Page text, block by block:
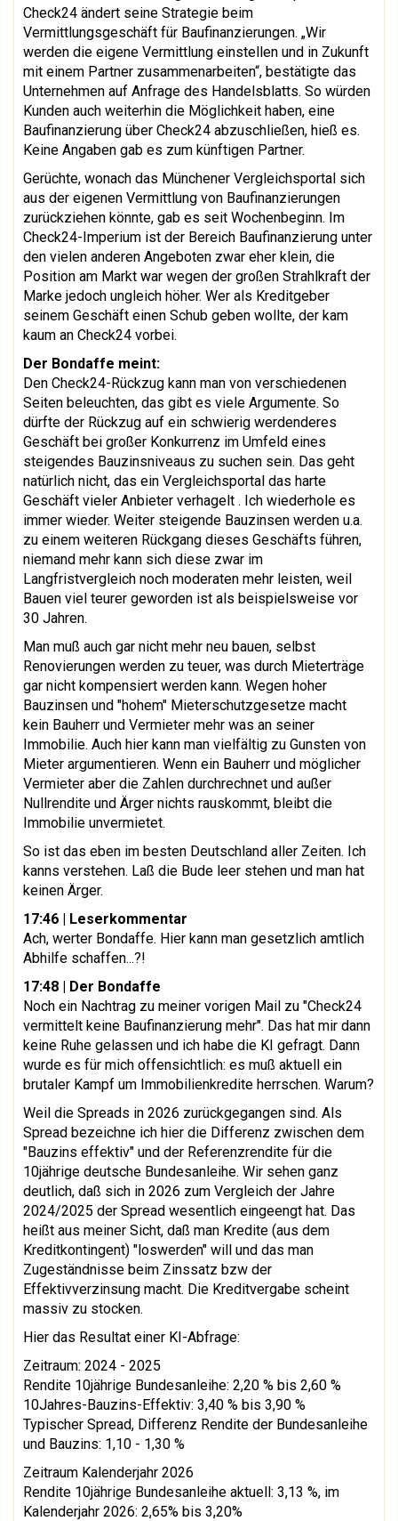
Check24 ändert seine Strategie beim
Vermittlungsgeschäft für Baufinanzierungen. „Wir
werden die eigene Vermittlung einstellen und in Zukunft
mit einem Partner zusammenarbeiten“, bestätigte das
Unternehmen auf Anfrage des Handelsblatts. So würden
Kunden auch weiterhin die Möglichkeit haben, eine
Baufinanzierung über Check24 abzuschließen, hieß es.
Keine Angaben gab es zum künftigen Partner.
Gerüchte, wonach das Münchener Vergleichsportal sich
aus der eigenen Vermittlung von Baufinanzierungen
zurückziehen könnte, gab es seit Wochenbeginn. Im
Check24-Imperium ist der Bereich Baufinanzierung unter
den vielen anderen Angeboten zwar eher klein, die
Position am Markt war wegen der großen Strahlkraft der
Marke jedoch ungleich höher. Wer als Kreditgeber
seinem Geschäft einen Schub geben wollte, der kam
kaum an Check24 vorbei.
Der Bondaffe meint:
Den Check24-Rückzug kann man von verschiedenen
Seiten beleuchten, das gibt es viele Argumente. So
dürfte der Rückzug auf ein schwierig werdenderes
Geschäft bei großer Konkurrenz im Umfeld eines
steigendes Bauzinsniveaus zu suchen sein. Das geht
natürlich nicht, das ein Vergleichsportal das harte
Geschäft vieler Anbieter verhagelt . Ich wiederhole es
immer wieder. Weiter steigende Bauzinsen werden u.a.
zu einem weiteren Rückgang dieses Geschäfts führen,
niemand mehr kann sich diese zwar im
Langfristvergleich noch moderaten mehr leisten, weil
Bauen viel teurer geworden ist als beispielsweise vor
30 Jahren.
Man muß auch gar nicht mehr neu bauen, selbst
Renovierungen werden zu teuer, was durch Mieterträge
gar nicht kompensiert werden kann. Wegen hoher
Bauzinsen und "hohem" Mieterschutzgesetze macht
kein Bauherr und Vermieter mehr was an seiner
Immobilie. Auch hier kann man vielfältig zu Gunsten von
Mieter argumentieren. Wenn ein Bauherr und möglicher
Vermieter aber die Zahlen durchrechnet und außer
Nullrendite und Ärger nichts rauskommt, bleibt die
Immobilie unvermietet.
So ist das eben im besten Deutschland aller Zeiten. Ich
kanns verstehen. Laß die Bude leer stehen und man hat
keinen Ärger.
17:46 | Leserkommentar
Ach, werter Bondaffe. Hier kann man gesetzlich amtlich
Abhilfe schaffen...?!
17:48 | Der Bondaffe
Noch ein Nachtrag zu meiner vorigen Mail zu "Check24
vermittelt keine Baufinanzierung mehr". Das hat mir dann
keine Ruhe gelassen und ich habe die KI gefragt. Dann
wurde es für mich offensichtlich: es muß aktuell ein
brutaler Kampf um Immobilienkredite herrschen. Warum?
Weil die Spreads in 2026 zurückgegangen sind. Als
Spread bezeichne ich hier die Differenz zwischen dem
"Bauzins effektiv" und der Referenzrendite für die
10jährige deutsche Bundesanleihe. Wir sehen ganz
deutlich, daß sich in 2026 zum Vergleich der Jahre
2024/2025 der Spread wesentlich eingeengt hat. Das
heißt aus meiner Sicht, daß man Kredite (aus dem
Kreditkontingent) "loswerden" will und das man
Zugeständnisse beim Zinssatz bzw der
Effektivverzinsung macht. Die Kreditvergabe scheint
massiv zu stocken.
Hier das Resultat einer KI-Abfrage:
Zeitraum: 2024 - 2025
Rendite 10jährige Bundesanleihe: 2,20 % bis 2,60 %
10Jahres-Bauzins-Effektiv: 3,40 % bis 3,90 %
Typischer Spread, Differenz Rendite der Bundesanleihe
und Bauzins: 1,10 - 1,30 %
Zeitraum Kalenderjahr 2026
Rendite 10jährige Bundesanleihe aktuell: 3,13 %, im
Kalenderjahr 2026: 2,65% bis 3,20%